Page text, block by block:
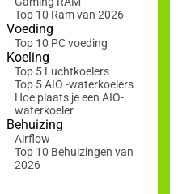
Top 10 Ram van 2026
Voeding
Top 10 PC voeding
Koeling
Top 5 Luchtkoelers
Top 5 AIO -waterkoelers
Hoe plaats je een AIO-
waterkoeler
Behuizing
Airflow
Top 10 Behuizingen van
2026